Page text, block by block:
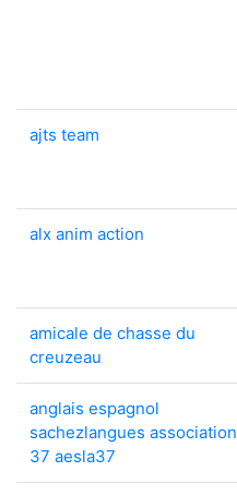
ajts team
alx anim action
amicale de chasse du
creuzeau
anglais espagnol
sachezlangues association
37 aesla37